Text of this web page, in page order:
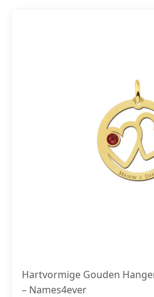
Hartvormige Gouden
– Names4ever